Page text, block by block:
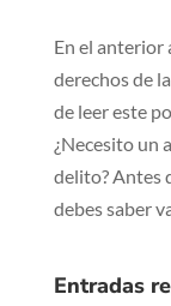
En el anterior
derechos de
de leer este
¿Necesito un
delito? Antes
debes saber
Entradas